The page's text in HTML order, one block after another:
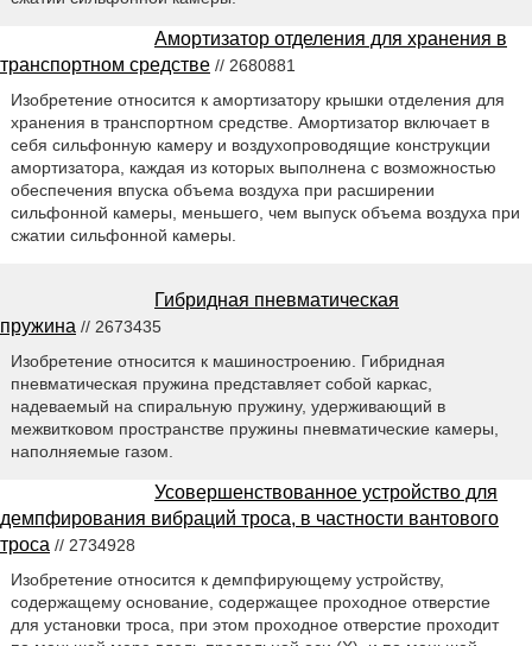
Амортизатор отделения для хранения в
транспортном средстве // 2680881
Изобретение относится к амортизатору крышки отделения для
хранения в транспортном средстве. Амортизатор включает в
себя сильфонную камеру и воздухопроводящие конструкции
амортизатора, каждая из которых выполнена с возможностью
обеспечения впуска объема воздуха при расширении
сильфонной камеры, меньшего, чем выпуск объема воздуха при
сжатии сильфонной камеры.
Гибридная пневматическая
пружина // 2673435
Изобретение относится к машиностроению. Гибридная
пневматическая пружина представляет собой каркас,
надеваемый на спиральную пружину, удерживающий в
межвитковом пространстве пружины пневматические камеры,
наполняемые газом.
Усовершенствованное устройство для
демпфирования вибраций троса, в частности вантового
троса // 2734928
Изобретение относится к демпфирующему устройству,
содержащему основание, содержащее проходное отверстие
для установки троса, при этом проходное отверстие проходит